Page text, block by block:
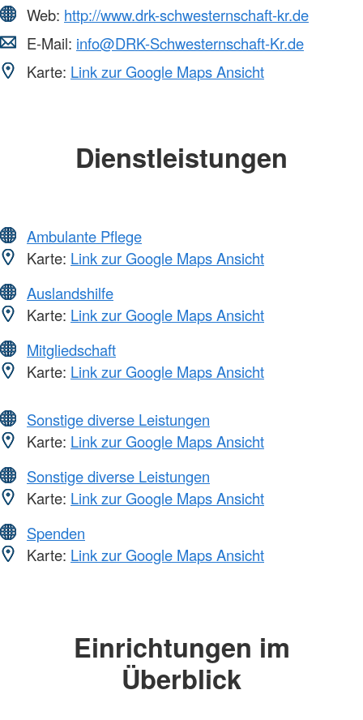
Web: http://www.drk-schwesternschaft-kr.de
E-Mail: info@DRK-Schwesternschaft-Kr.de
Karte: Link zur Google Maps Ansicht
Dienstleistungen
Ambulante Pflege
Karte: Link zur Google Maps Ansicht
Auslandshilfe
Karte: Link zur Google Maps Ansicht
Mitgliedschaft
Karte: Link zur Google Maps Ansicht
Sonstige diverse Leistungen
Karte: Link zur Google Maps Ansicht
Sonstige diverse Leistungen
Karte: Link zur Google Maps Ansicht
Spenden
Karte: Link zur Google Maps Ansicht
Einrichtungen im
Überblick